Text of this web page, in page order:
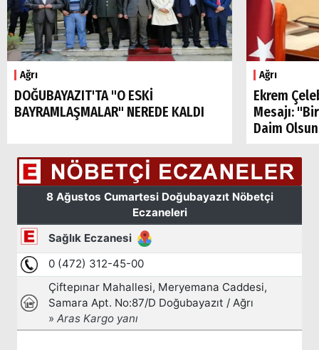
Ağrı
DOĞUBAYAZIT'TA "O ESKİ
BAYRAMLAŞMALAR" NEREDE KALDI
Ağrı
Ekrem
Mesajı:
Daim